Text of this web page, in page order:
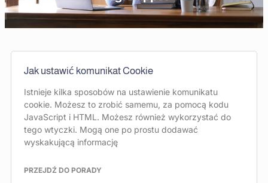
Jak ustawić komunikat Cookie
Istnieje kilka sposobów na ustawienie komunikatu
cookie. Możesz to zrobić samemu, za pomocą kodu
JavaScript i HTML. Możesz również wykorzystać do
tego wtyczki. Mogą one po prostu dodawać
wyskakującą informację
PRZEJDŹ DO PORADY